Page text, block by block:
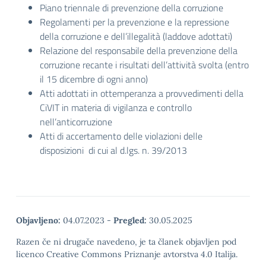
Piano triennale di prevenzione della corruzione
Regolamenti per la prevenzione e la repressione
della corruzione e dell’illegalità (laddove adottati)
Relazione del responsabile della prevenzione della
corruzione recante i risultati dell’attività svolta (entro
il 15 dicembre di ogni anno)
Atti adottati in ottemperanza a provvedimenti della
CiVIT in materia di vigilanza e controllo
nell’anticorruzione
Atti di accertamento delle violazioni delle
disposizioni di cui al d.lgs. n. 39/2013
Objavljeno: 04.07.2023 - Pregled: 30.05.2025
Razen če ni drugače navedeno, je ta članek objavljen pod
licenco Creative Commons Priznanje avtorstva 4.0 Italija.